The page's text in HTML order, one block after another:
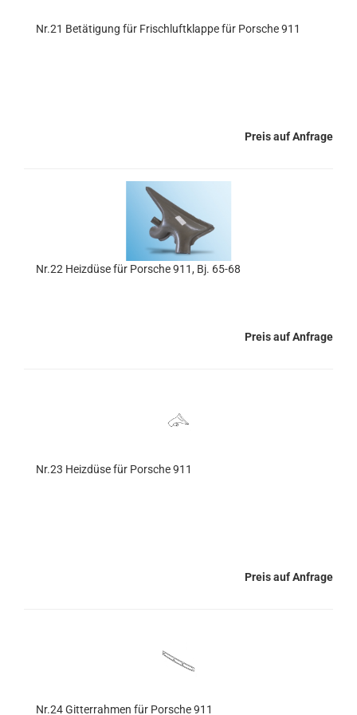
Nr.21 Betätigung für Frischluftklappe für Porsche 911
Preis auf Anfrage
Nr.22 Heizdüse für Porsche 911, Bj. 65-68
Preis auf Anfrage
Nr.23 Heizdüse für Porsche 911
Preis auf Anfrage
Nr.24 Gitterrahmen für Porsche 911